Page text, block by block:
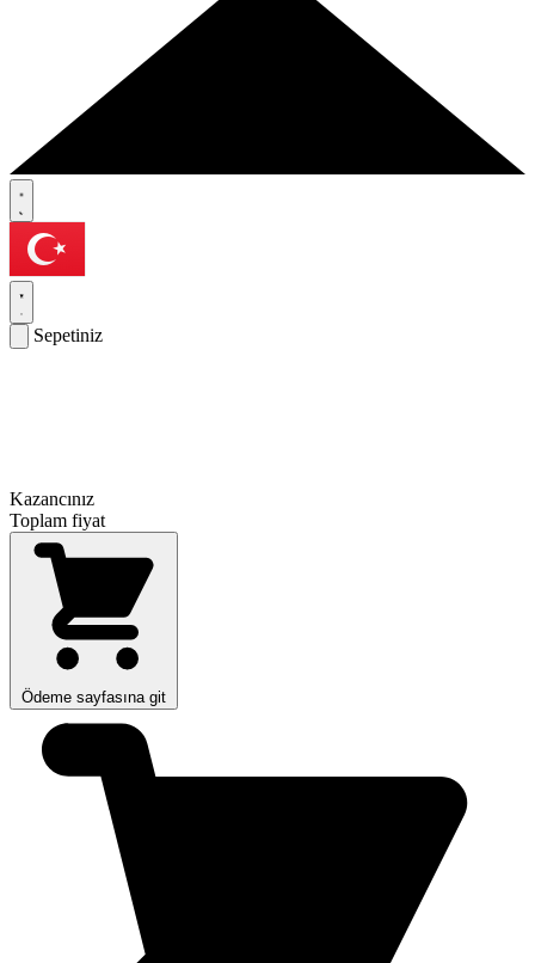
Sepetiniz
Kazancınız
Toplam fiyat
Ödeme sayfasına git